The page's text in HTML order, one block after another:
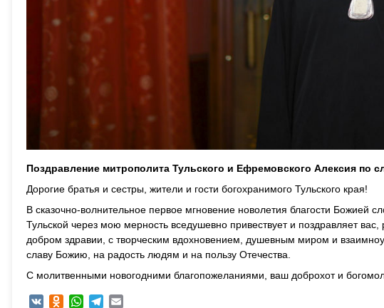
Поздравление митрополита Тульского и Ефремовского Алексия по
Дорогие братья и сестры, жители и гости богохранимого Тульского края!
В сказочно-волнительное первое мгновение новолетия благости Божией
Тульской через мою мерность вседушевно привествует и поздравляет
добром здравии, с творческим вдохновением, душевным миром и
славу Божию, на радость людям и на пользу Отечества.
С молитвенными новогодними благопожеланиями, ваш доброхот и
VK Odnoklassniki
WhatsAppTelegram